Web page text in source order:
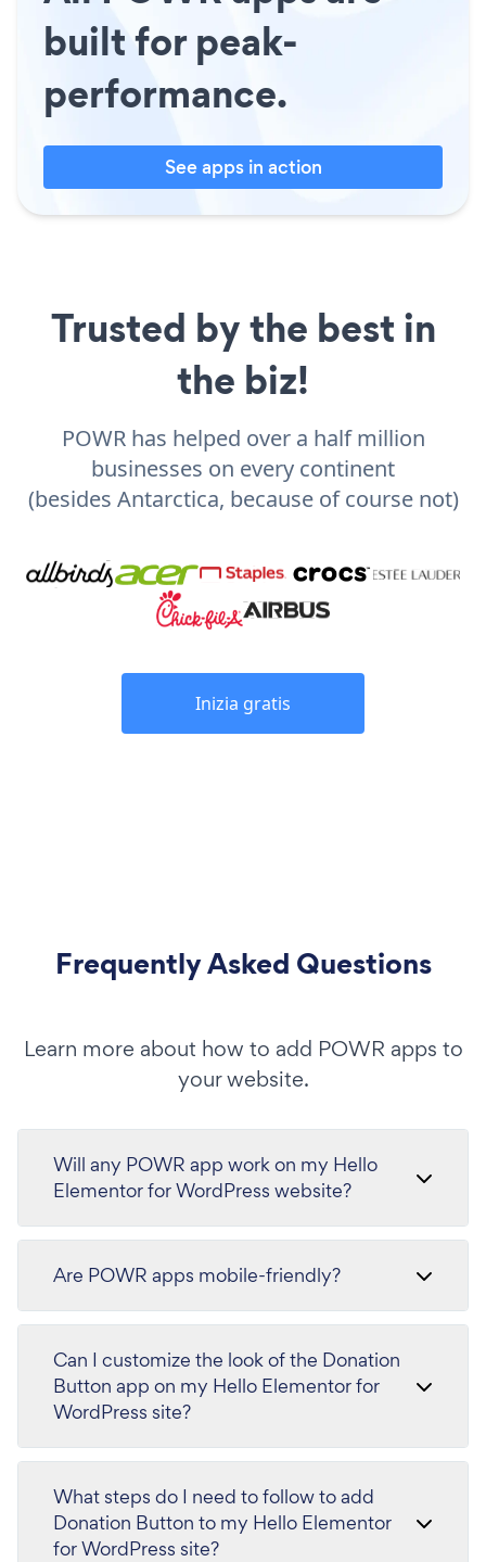
built for peak-
performance.
See apps in action
Trusted by the best in
the biz!
POWR has helped over a half million
businesses on every continent
(besides Antarctica, because of course not)
Inizia gratis
Frequently Asked Questions
Learn more about how to add POWR apps to
your website.
Will any POWR app work on my Hello
Elementor for WordPress website?
Are POWR apps mobile-friendly?
Can I customize the look of the Donation
Button app on my Hello Elementor for
WordPress site?
What steps do I need to follow to add
Donation Button to my Hello Elementor
for WordPress site?